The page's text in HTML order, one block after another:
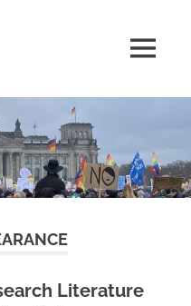
MENU
Literature